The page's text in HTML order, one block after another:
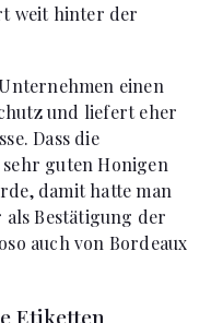
weit hinter der
einen
und liefert eher
Dass die
guten Honigen
damit hatte man
Bestätigung der
auch von Bordeaux
Etiketten